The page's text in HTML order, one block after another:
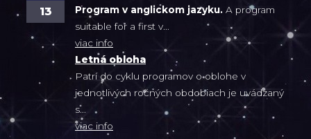
Program v anglickom jazyku. A program
suitable for a first v...
viac info
13
Letná obloha
Patrí do cyklu programov o oblohe v
jednotlivých ročných obdobiach je uvádzaný
s...
viac info